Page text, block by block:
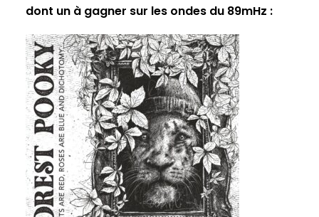
dont un à gagner sur les ondes du 89mHz :